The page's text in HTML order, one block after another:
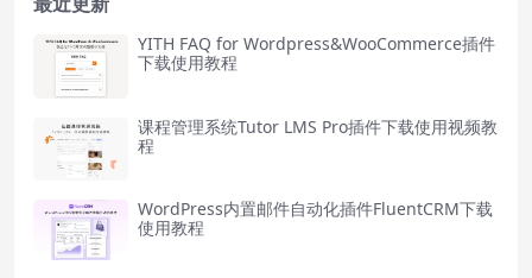
YITH FAQ for Wordpress&WooCommerce插件
下载使用教程
课程管理系统Tutor LMS Pro插件下载使用视频教
程
WordPress内置邮件自动化插件FluentCRM下载
使用教程